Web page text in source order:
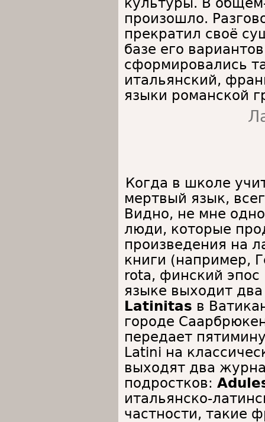
произошло.
прекратил своё
базе его
сформировались
итальянский,
языки романской
Когда в школе
мертвый язык,
Видно, не мне
люди, которые
произведения на
книги (например,
rota, финский
языке выходит
Latinitas в
городе
передает
Latini на
выходят два
подростков:
итальянско-
частности, такие